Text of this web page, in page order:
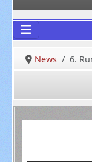
News 6.